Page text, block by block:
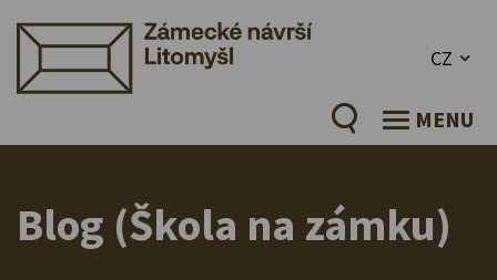
CZ
MENU
Blog (Škola na zámku)